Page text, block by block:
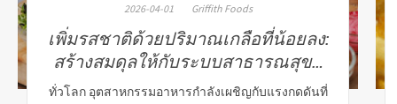
2026-04-01 Griffith Foods
เพิ่มรสชาติด้วยปริมาณเกลือที่น้อยลง:
สร้างสมดุลให้กับระบบสาธารณสุข…
ทั่วโลก อุตสาหกรรมอาหารกำลังเผชิญกับแรงกดดันที่